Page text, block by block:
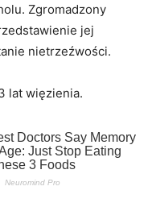
Zgromadzony
jej
nietrzeźwości.
lat więzienia.